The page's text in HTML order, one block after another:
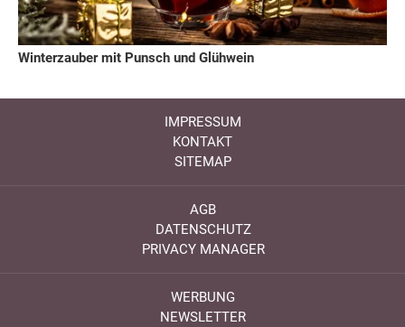
Winterzauber mit Punsch und Glühwein
IMPRESSUM
KONTAKT
SITEMAP
AGB
DATENSCHUTZ
PRIVACY MANAGER
WERBUNG
NEWSLETTER